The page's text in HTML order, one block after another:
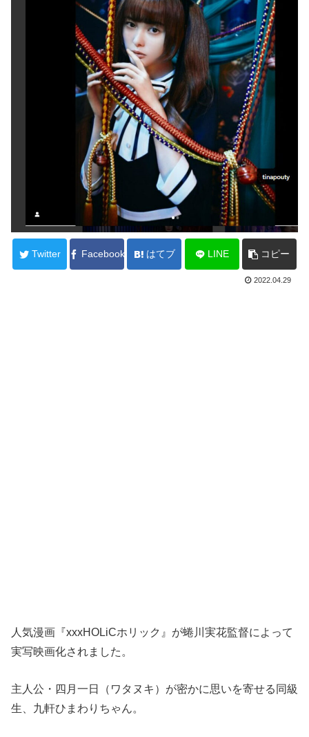
Twitter Facebook はてブ LINE コピー
2022.04.29
人気漫画『xxxHOLiCホリック』が蜷川実花監督によって
実写映画化されました。
主人公・四月一日（ワタヌキ）が密かに思いを寄せる同級
生、九軒ひまわりちゃん。